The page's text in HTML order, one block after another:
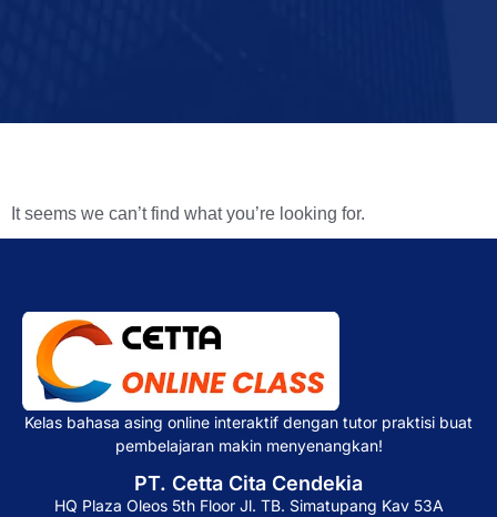
It seems we can’t find what you’re looking for.
Kelas bahasa asing online interaktif dengan tutor praktisi buat
pembelajaran makin menyenangkan!
PT. Cetta Cita Cendekia
HQ Plaza Oleos 5th Floor Jl. TB. Simatupang Kav 53A